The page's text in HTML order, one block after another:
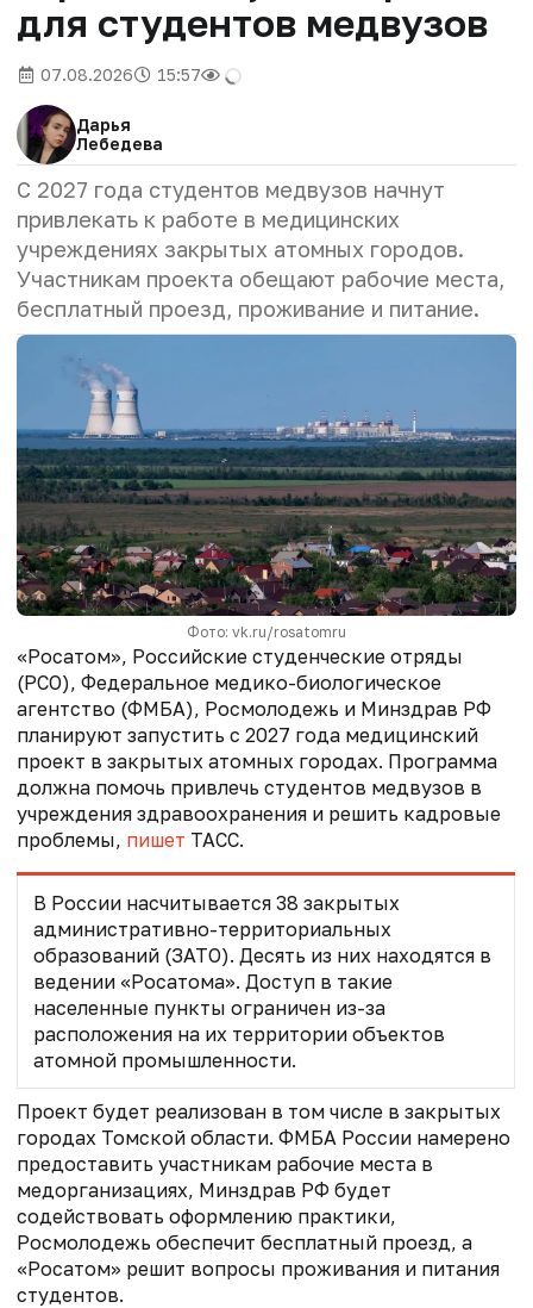
для студентов медвузов
07.08.2026 15:57
Дарья
Лебедева
С 2027 года студентов медвузов начнут
привлекать к работе в медицинских
учреждениях закрытых атомных городов.
Участникам проекта обещают рабочие места,
бесплатный проезд, проживание и питание.
Фото: vk.ru/rosatomru
«Росатом», Российские студенческие отряды
(РСО), Федеральное медико-биологическое
агентство (ФМБА), Росмолодежь и Минздрав РФ
планируют запустить с 2027 года медицинский
проект в закрытых атомных городах. Программа
должна помочь привлечь студентов медвузов в
учреждения здравоохранения и решить кадровые
проблемы, пишет ТАСС.
В России насчитывается 38 закрытых
административно-территориальных
образований (ЗАТО). Десять из них находятся в
ведении «Росатома». Доступ в такие
населенные пункты ограничен из-за
расположения на их территории объектов
атомной промышленности.
Проект будет реализован в том числе в закрытых
городах Томской области. ФМБА России намерено
предоставить участникам рабочие места в
медорганизациях, Минздрав РФ будет
содействовать оформлению практики,
Росмолодежь обеспечит бесплатный проезд, а
«Росатом» решит вопросы проживания и питания
студентов.